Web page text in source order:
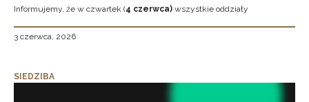
Informujemy, że w czwartek (4 czerwca) wszystkie oddziały
3 czerwca, 2026
SIEDZIBA